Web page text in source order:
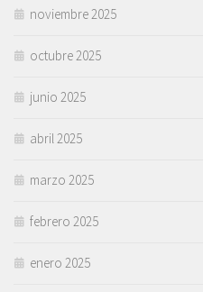
noviembre 2025
octubre 2025
junio 2025
abril 2025
marzo 2025
febrero 2025
enero 2025